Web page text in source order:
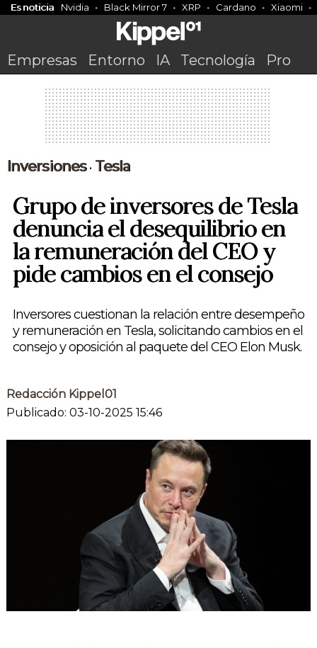
Es noticia Nvidia Black Mirror 7 XRP Cardano Xiaomi
Empresas Entorno IA Tecnología Pro
Inversiones• Tesla
Grupo de inversores de Tesla
denuncia el desequilibrio en
la remuneración del CEO y
pide cambios en el consejo
Inversores cuestionan la relación entre desempeño
y remuneración en Tesla, solicitando cambios en el
consejo y oposición al paquete del CEO Elon Musk.
Redacción Kippel01
Publicado: 03-10-2025 15:46